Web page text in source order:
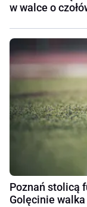
w walce o
Poznań stolicą
Golęcinie